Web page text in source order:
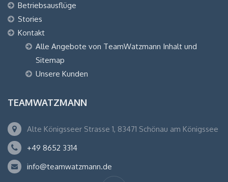
Betriebsausflüge
Stories
Kontakt
Alle Angebote von TeamWatzmann Inhalt und
Sitemap
Unsere Kunden
TEAMWATZMANN
Alte Königsseer Strasse 1, 83471 Schönau am Königssee
+49 8652 3314
info@teamwatzmann.de